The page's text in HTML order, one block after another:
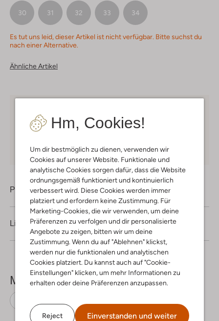
Hm, Cookies!
Um dir bestmöglich zu dienen, verwenden wir
Cookies auf unserer Website. Funktionale und
analytische Cookies sorgen dafür, dass die Website
ordnungsgemäß funktioniert und kontinuierlich
verbessert wird. Diese Cookies werden immer
platziert und erfordern keine Zustimmung. Für
Marketing-Cookies, die wir verwenden, um deine
Präferenzen zu verfolgen und dir personalisierte
Angebote zu zeigen, bitten wir um deine
Zustimmung. Wenn du auf "Ablehnen" klickst,
werden nur die funktionalen und analytischen
Cookies platziert. Du kannst auch auf "Cookie-
Einstellungen" klicken, um mehr Informationen zu
erhalten oder deine Präferenzen anzupassen.
Reject Einverstanden und weiter
30 31 32 33 34
Es tut uns leid, dieser Artikel ist nicht verfügbar. Bitte suchst du
nach einer Alternative.
Ähnliche Artikel
Kostenloser Versand
Mitglieder in Deutschland
Produktinformation
Lieferung & Rückgabe
Mehr sehen